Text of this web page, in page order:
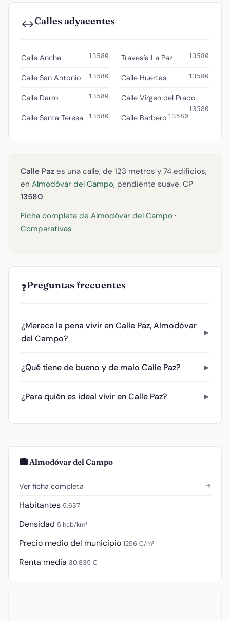
↔️Calles adyacentes
Calle Ancha 13580
Calle San Antonio 13580
Calle Darro 13580
Calle Santa Teresa 13580
Travesía La Paz 13580
Calle Huertas 13580
Calle Virgen del Prado
13580
Calle Barbero 13580
Calle Paz es una calle, de 123 metros y 74 edificios,
en Almodóvar del Campo, pendiente suave. CP
13580.
Ficha completa de Almodóvar del Campo ·
Comparativas
❓Preguntas frecuentes
¿Merece la pena vivir en Calle Paz, Almodóvar
del Campo?
¿Qué tiene de bueno y de malo Calle Paz?
¿Para quién es ideal vivir en Calle Paz?
🏙️ Almodóvar del Campo
Ver ficha completa →
Habitantes 5.637
Densidad 5 hab/km²
Precio medio del municipio 1256 €/m²
Renta media 30.835 €